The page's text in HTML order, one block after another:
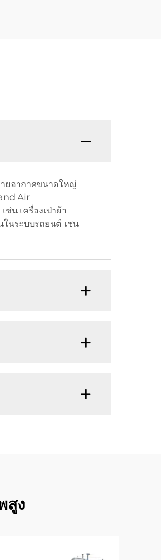
ายอากาศขนาดใหญ่
Air
น เครื่องเป่าผ้า
ในระบบรถยนต์ เช่น
สูง